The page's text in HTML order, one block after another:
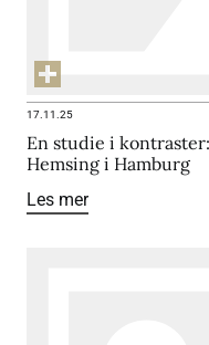
17.11.25
En studie i
Hemsing i Hamburg
Les mer